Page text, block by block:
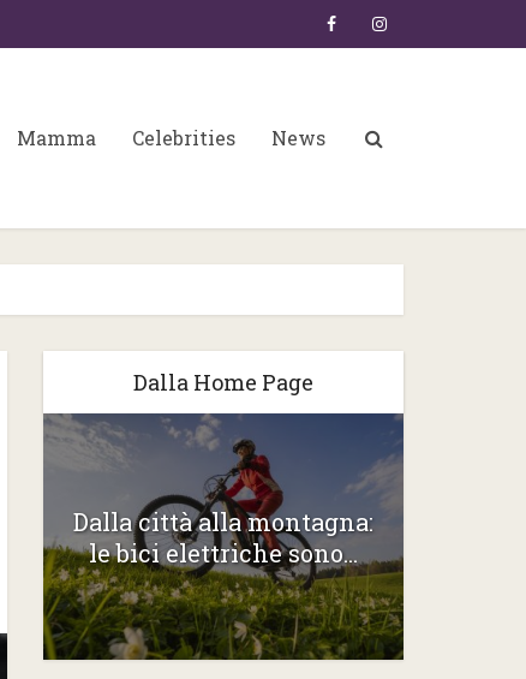
Mamma Celebrities News
Dalla Home Page
Dalla città alla montagna:
le bici elettriche sono...